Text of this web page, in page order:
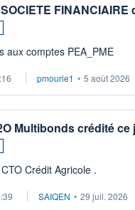
FINANCIAIRE
accesibles aux comptes PEA_PME
pmourie1 • 5 août 2026
Multibonds crédité ce
Crédit Agricole .
SAIQEN • 29 juil. 2026